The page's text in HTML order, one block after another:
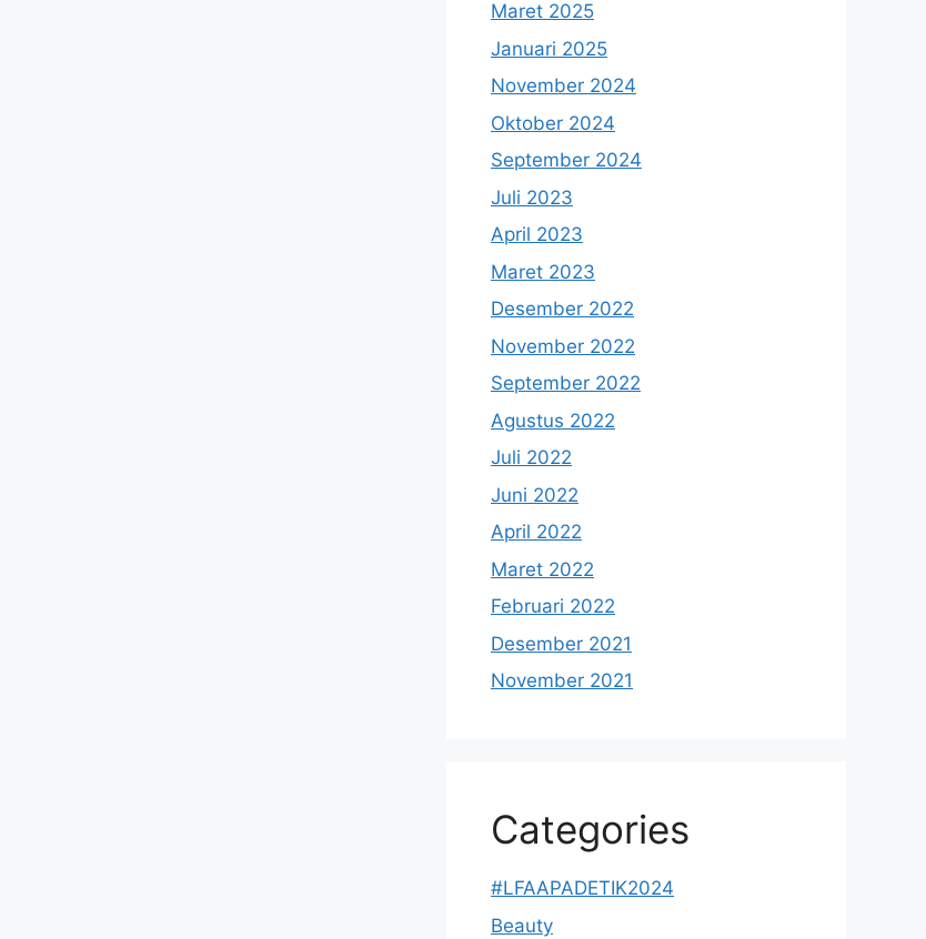
Maret 2025
Januari 2025
November 2024
Oktober 2024
September 2024
Juli 2023
April 2023
Maret 2023
Desember 2022
November 2022
September 2022
Agustus 2022
Juli 2022
Juni 2022
April 2022
Maret 2022
Februari 2022
Desember 2021
November 2021
Categories
#LFAAPADETIK2024
Beauty